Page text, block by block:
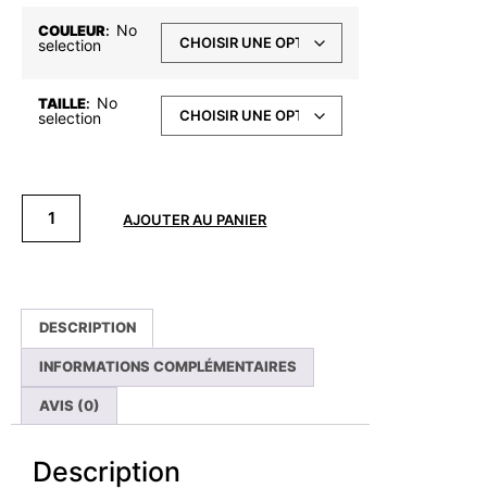
COULEUR: No
selection
TAILLE: No
selection
AJOUTER AU PANIER
DESCRIPTION
INFORMATIONS COMPLÉMENTAIRES
AVIS (0)
Description